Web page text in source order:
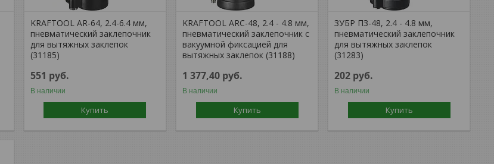
KRAFTOOL AR-64, 2.4-6.4 мм,
пневматический заклепочник
для вытяжных заклепок
(31185)
551 руб.
В наличии
Купить
KRAFTOOL ARC-48, 2.4 - 4.8 мм,
пневматический заклепочник с
вакуумной фиксацией для
вытяжных заклепок (31188)
1 377,40 руб.
В наличии
Купить
ЗУБР ПЗ-48, 2.4 - 4.8 мм,
пневматический заклепочник
для вытяжных заклепок
(31283)
202 руб.
В наличии
Купить